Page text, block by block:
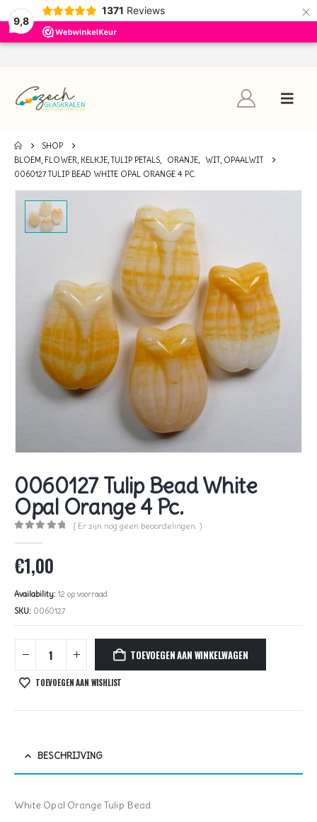
9,8
1371 Reviews ×
SHOP
BLOEM, FLOWER, KELKJE, TULIP PETALS, ORANJE,
WIT, OPAALWIT
0060127 TULIP BEAD WHITE OPAL ORANGE 4 PC.
0060127 Tulip Bead White
Opal Orange 4 Pc.
( Er zijn nog geen beoordelingen. )
€1,00
Availability: 12 op voorraad
SKU: 0060127
TOEVOEGEN AAN WINKELWAGEN
TOEVOEGEN AAN WISHLIST
BESCHRIJVING
White Opal Orange Tulip Bead